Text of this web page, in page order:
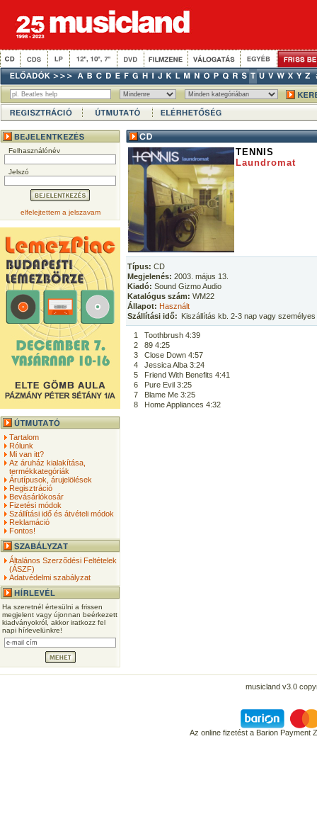
Felhasználónév
Jelszó
elfelejtettem a jelszavam
Tartalom
Rólunk
Mi van itt?
Az áruház kialakítása,
termékkategóriák
Árutípusok, árujelölések
Regisztráció
Bevásárlókosár
Fizetési módok
Szállítási idő és átvételi módok
Reklamáció
Fontos!
Általános Szerződési Feltételek
(ÁSZF)
Adatvédelmi szabályzat
Ha szeretnél értesülni a frissen
megjelent vagy újonnan beérkezett
kiadványokról, akkor iratkozz fel
napi hírlevelünkre!
TENNIS
Laundromat
Típus: CD
Megjelenés: 2003. május 13.
Kiadó: Sound Gizmo Audio
Katalógus szám: WM22
Állapot: Használt
Szállítási idő: Kiszállítás kb. 2-3 nap vagy
1
Toothbrush 4:39
2
89 4:25
3
Close Down 4:57
4
Jessica Alba 3:24
5
Friend With Benefits 4:41
6
Pure Evil 3:25
7
Blame Me 3:25
8
Home Appliances 4:32
musicland v3.0
Az online fizetést a Barion Payment